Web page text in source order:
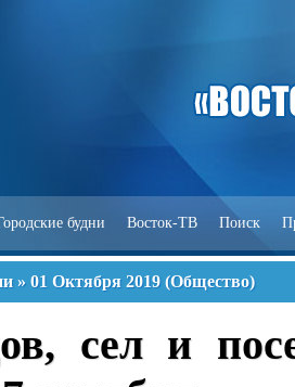
будни Восток-ТВ Поиск
» 01 Октября 2019 (Общество)
сел и